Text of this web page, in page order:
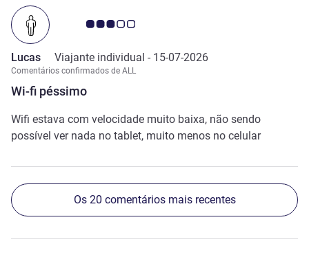
Wi-fi péssimo
Nota clientes Avis 3.0/5
Lucas Viajante individual - 15-07-2026
Comentários confirmados de ALL
Wifi estava com velocidade muito baixa, não sendo
possível ver nada no tablet, muito menos no celular
Os 20 comentários mais recentes